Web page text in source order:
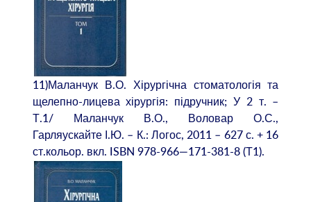
11)Маланчук В.О. Хірургічна стоматологія та
щелепно-лицева хірургія: підручник; У 2 т. –
Т.1/ Маланчук В.О., Воловар О.С.,
Гарляускайте І.Ю. – К.: Логос, 2011 – 627 с. + 16
ст.кольор. вкл. ISBN 978-966—171-381-8 (Т1).